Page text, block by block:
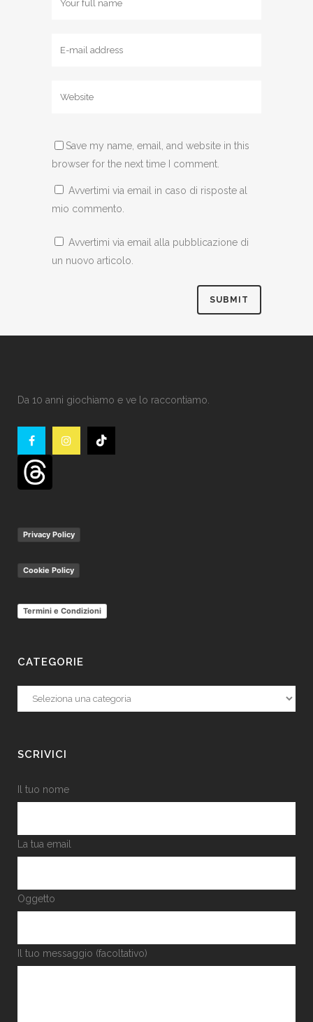
Save my name, email, and website in this
browser for the next time I comment.
Avvertimi via email in caso di risposte al
mio commento.
Avvertimi via email alla pubblicazione di
un nuovo articolo.
Da 10 anni giochiamo e ve lo raccontiamo.
Privacy Policy
Cookie Policy
Termini e Condizioni
CATEGORIE
Categorie
SCRIVICI
Il tuo nome
La tua email
Oggetto
Il tuo messaggio (facoltativo)